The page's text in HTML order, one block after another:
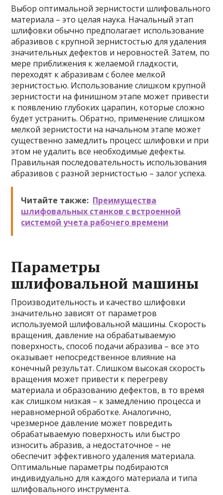
Выбор оптимальной зернистости шлифовального
материала – это целая наука. Начальный этап
шлифовки обычно предполагает использование
абразивов с крупной зернистостью для удаления
значительных дефектов и неровностей. Затем, по
мере приближения к желаемой гладкости,
переходят к абразивам с более мелкой
зернистостью. Использование слишком крупной
зернистости на финишном этапе может привести
к появлению глубоких царапин, которые сложно
будет устранить. Обратно, применение слишком
мелкой зернистости на начальном этапе может
существенно замедлить процесс шлифовки и при
этом не удалить все необходимые дефекты.
Правильная последовательность использования
абразивов с разной зернистостью – залог успеха.
Читайте также: Преимущества
шлифовальных станков с встроенной
системой учета рабочего времени
Параметры
шлифовальной машины
Производительность и качество шлифовки
значительно зависят от параметров
используемой шлифовальной машины. Скорость
вращения, давление на обрабатываемую
поверхность, способ подачи абразива – все это
оказывает непосредственное влияние на
конечный результат. Слишком высокая скорость
вращения может привести к перегреву
материала и образованию дефектов, в то время
как слишком низкая – к замедлению процесса и
неравномерной обработке. Аналогично,
чрезмерное давление может повредить
обрабатываемую поверхность или быстро
износить абразив, а недостаточное – не
обеспечит эффективного удаления материала.
Оптимальные параметры подбираются
индивидуально для каждого материала и типа
шлифовального инструмента.